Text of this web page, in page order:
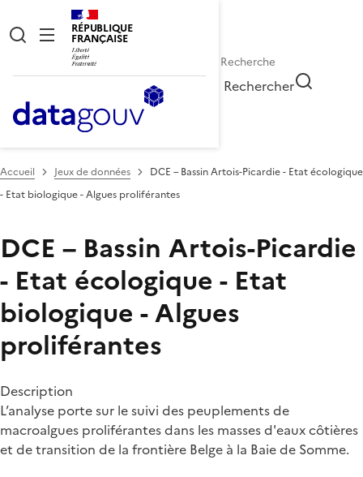
RÉPUBLIQUE
FRANÇAISE
Rechercher
Accueil Jeux de données
DCE – Bassin Artois-Picardie - Etat écologique
- Etat biologique - Algues proliférantes
DCE – Bassin Artois-Picardie
- Etat écologique - Etat
biologique - Algues
proliférantes
Description
L’analyse porte sur le suivi des peuplements de
macroalgues proliférantes dans les masses d'eaux côtières
et de transition de la frontière Belge à la Baie de Somme.